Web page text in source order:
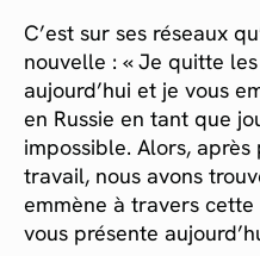
C’est sur ses réseaux
nouvelle : « Je quitte
aujourd’hui et je vous
en Russie en tant que
impossible. Alors,
travail, nous avons
emmène à travers
vous présente